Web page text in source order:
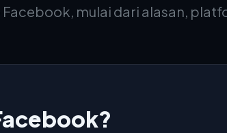
mulai dari alasan,